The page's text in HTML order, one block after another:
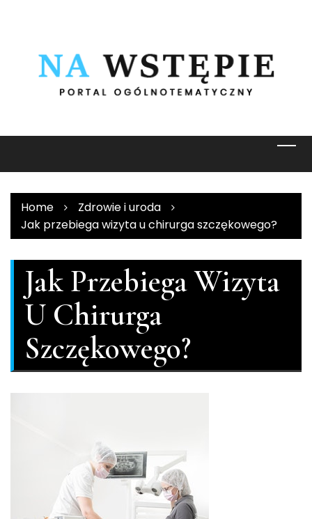
Home
Zdrowie i uroda
Jak przebiega wizyta u chirurga szczękowego?
Jak Przebiega Wizyta
U Chirurga
Szczękowego?